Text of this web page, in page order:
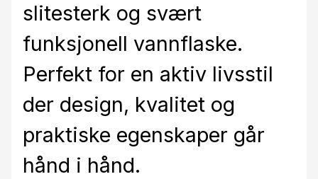
slitesterk og svært
funksjonell vannflaske.
Perfekt for en aktiv livsstil
der design, kvalitet og
praktiske egenskaper går
hånd i hånd.